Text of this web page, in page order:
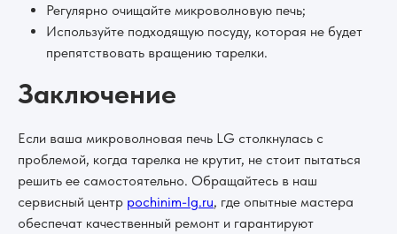
Регулярно очищайте микроволновую печь;
Используйте подходящую посуду, которая не будет
препятствовать вращению тарелки.
Заключение
Если ваша микроволновая печь LG столкнулась с
проблемой, когда тарелка не крутит, не стоит пытаться
решить ее самостоятельно. Обращайтесь в наш
сервисный центр pochinim-lg.ru, где опытные мастера
обеспечат качественный ремонт и гарантируют